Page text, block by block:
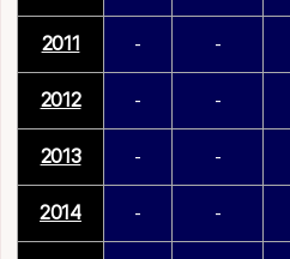
2011 - -
2012 - -
2013 - -
2014 - -